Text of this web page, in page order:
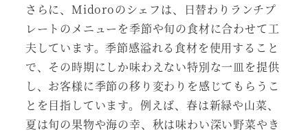
さらに、Midoroのシェフは、日替わりランチプ
レートのメニューを季節や旬の食材に合わせて工
夫しています。季節感溢れる食材を使用すること
で、その時期にしか味わえない特別な一皿を提供
し、お客様に季節の移り変わりを感じてもらうこ
とを目指しています。例えば、春は新緑や山菜、
夏は旬の果物や海の幸、秋は味わい深い野菜やき